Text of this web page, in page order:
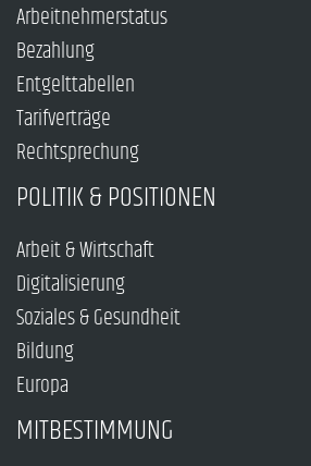
Arbeitnehmerstatus
Bezahlung
Entgelttabellen
Tarifverträge
Rechtsprechung
POLITIK & POSITIONEN
Arbeit & Wirtschaft
Digitalisierung
Soziales & Gesundheit
Bildung
Europa
MITBESTIMMUNG